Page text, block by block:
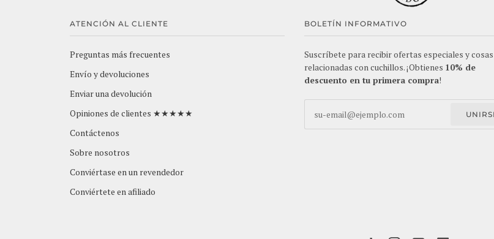
ATENCIÓN AL CLIENTE
Preguntas más frecuentes
Envío y devoluciones
Enviar una devolución
Opiniones de clientes ★★★★★
Contáctenos
Sobre nosotros
Conviértase en un revendedor
Conviértete en afiliado
BOLETÍN INFORMATIVO
Suscríbete para recibir ofertas especiales y cosas
relacionadas con cuchillos. ¡Obtienes 10% de
descuento en tu primera compra!